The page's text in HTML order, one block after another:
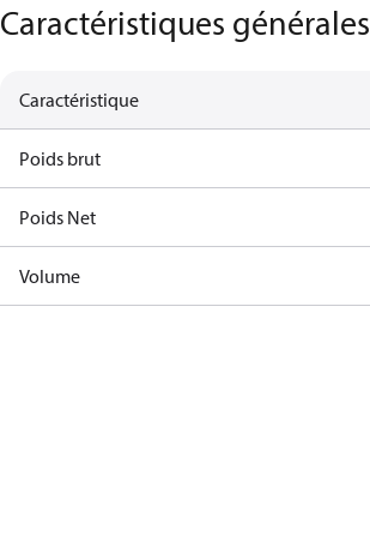
Caractéristiques générales
Caractéristique
Poids brut
Poids Net
Volume